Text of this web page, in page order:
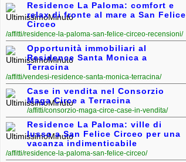
Residence La Paloma: comfort e
relax di fronte al mare a San Felice
Circeo
/affitti/residence-la-paloma-san-felice-circeo-recensioni/
Opportunità immobiliari al
Residence Santa Monica a
Terracina
/affitti/vendesi-residence-santa-monica-terracina/
Case in vendita nel Consorzio
Maga Circe a Terracina
/affitti/consorzio-maga-circe-case-in-vendita/
Residence La Paloma: ville di
lusso a San Felice Circeo per una
vacanza indimenticabile
/affitti/residence-la-paloma-san-felice-circeo/